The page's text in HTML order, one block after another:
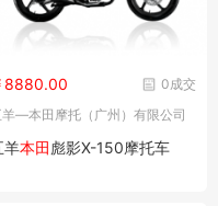
0成交
8880.00
羊—本田摩托（广州）有限公司
羊本田彪影X-150摩托车